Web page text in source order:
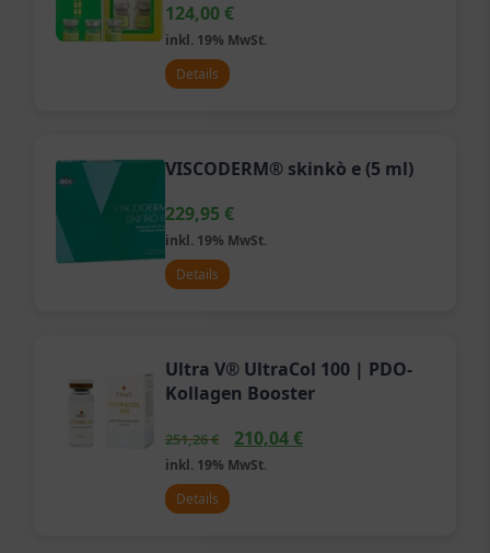
124,00€
inkl. 19% MwSt.
Details
VISCODERM® skinkò e (5 ml)
229,95 €
inkl. 19% MwSt.
Details
Ultra V® UltraCol 100 | PDO-
Kollagen Booster
251,26€ 210,04€
inkl. 19% MwSt.
Details